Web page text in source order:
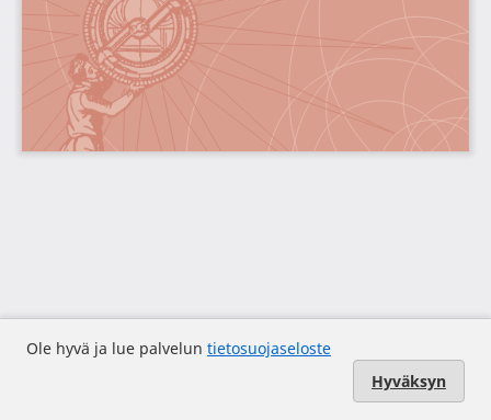
Ole hyvä ja lue palvelun tietosuojaseloste
Hyväksyn